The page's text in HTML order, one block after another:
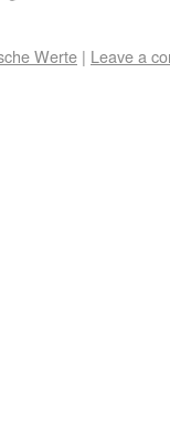
Werte | Leave a